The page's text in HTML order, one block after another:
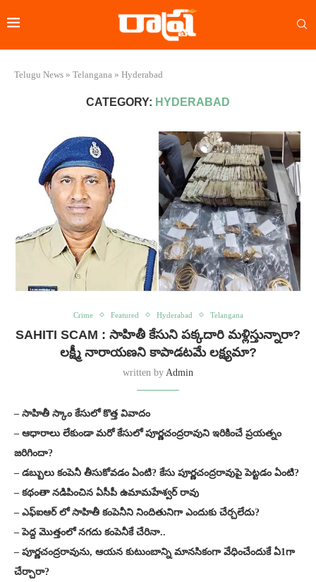
Telugu News » Telangana » Hyderabad
CATEGORY: HYDERABAD
Crime Featured Hyderabad Telangana
SAHITI SCAM : సాహితీ కేసుని పక్కదారి మళ్లిస్తున్నారా?
లక్ష్మీ నారాయణని కాపాడటమే లక్ష్యమా?
written by Admin
– సాహితీ స్కాం కేసులో కొత్త వివాదం
– ఆధారాలు లేకుండా మరో కేసులో పూర్ణచంద్రరావుని ఇరికించే ప్రయత్నం
జరిగిందా?
– డబ్బులు కంపెనీ తీసుకోవడం ఏంటి? కేసు పూర్ణచంద్రరావుపై పెట్టడం ఏంటి?
– కథంతా నడిపించిన ఏసీపీ ఉమామహేశ్వర్ రావు
– ఎఫ్ఐఆర్ లో సాహితీ కంపెనీని నిందితునిగా ఎందుకు చేర్చలేదు?
– పెద్ద మొత్తంలో నగదు కంపెనీకే చేరినా..
– పూర్ణచంద్రరావును, ఆయన కుటుంబాన్ని మానసికంగా వేధించేందుకే ఏ1గా
చేర్చారా?